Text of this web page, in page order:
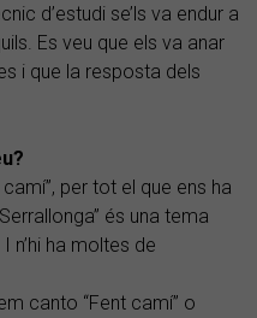
d’estudi se’ls va endur a
Es veu que els va anar
i que la resposta dels
per tot el que ens ha
és una tema
I n’hi ha moltes de
canto “Fent camí” o